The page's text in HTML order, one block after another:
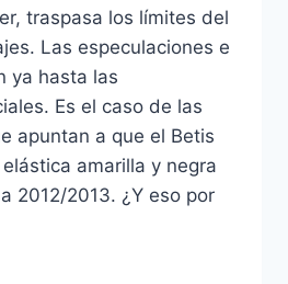
traspasa los límites del
Las especulaciones e
ya hasta las
Es el caso de las
apuntan a que el Betis
amarilla y negra
2012/2013. ¿Y eso por